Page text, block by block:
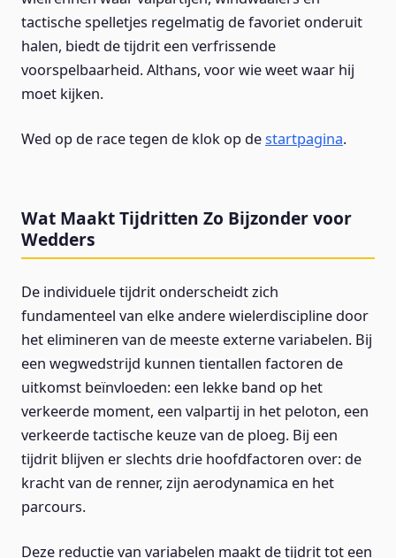
tactische spelletjes regelmatig de favoriet onderuit
halen, biedt de tijdrit een verfrissende
voorspelbaarheid. Althans, voor wie weet waar hij
moet kijken.
Wed op de race tegen de klok op destartpagina.
Wat Maakt Tijdritten Zo Bijzonder voor
Wedders
De individuele tijdrit onderscheidt zich
fundamenteel van elke andere wielerdiscipline door
het elimineren van de meeste externe variabelen. Bij
een wegwedstrijd kunnen tientallen factoren de
uitkomst beïnvloeden: een lekke band op het
verkeerde moment, een valpartij in het peloton, een
verkeerde tactische keuze van de ploeg. Bij een
tijdrit blijven er slechts drie hoofdfactoren over: de
kracht van de renner, zijn aerodynamica en het
parcours.
Deze reductie van variabelen maakt de tijdrit tot een